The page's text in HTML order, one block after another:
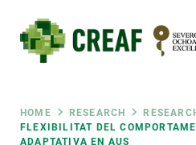
main
content
HOME RESEARCH
FLEXIBILITAT DEL
ADAPTATIVA EN AUS
RRSS